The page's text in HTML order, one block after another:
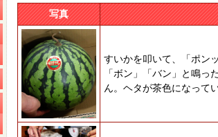
写真
すいかを叩いて、「ポン
「ボン」「バン」と鳴
ん。ヘタが茶色になって